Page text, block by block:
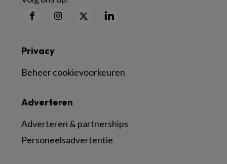
Adverteren
Adverteren & partnerships
Personeelsadvertentie
Privacy
Beheer cookievoorkeuren